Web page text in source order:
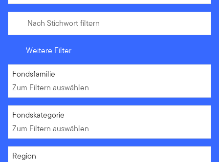
Nach Stichwort filtern
Weitere Filter
Zum Filtern auswählen
Fondsfamilie
Zum Filtern auswählen
Zum Filtern auswählen
Fondskategorie
Zum Filtern auswählen
Zum Filtern auswählen
Region